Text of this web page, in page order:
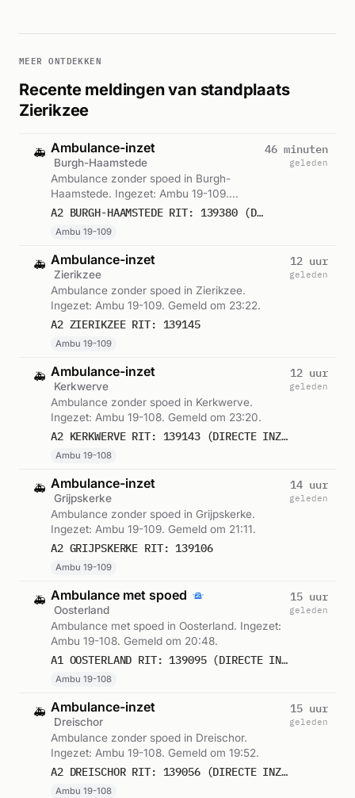
MEER ONTDEKKEN
Recente meldingen van standplaats
Zierikzee
🚑 Ambulance-inzet
Burgh-Haamstede
Ambulance zonder spoed in Burgh-
Haamstede. Ingezet: Ambu 19-109.
Gemeld om 11:02.
A2 BURGH-HAAMSTEDE RIT: 139380 (DIRECTE INZET: JA)
Ambu 19-109
46 minuten
geleden
🚑 Ambulance-inzet
Zierikzee
Ambulance zonder spoed in Zierikzee.
Ingezet: Ambu 19-109. Gemeld om 23:22.
A2 ZIERIKZEE RIT: 139145
Ambu 19-109
12 uur
geleden
🚑 Ambulance-inzet
Kerkwerve
Ambulance zonder spoed in Kerkwerve.
Ingezet: Ambu 19-108. Gemeld om 23:20.
A2 KERKWERVE RIT: 139143 (DIRECTE INZET: JA)
Ambu 19-108
12 uur
geleden
🚑 Ambulance-inzet
Grijpskerke
Ambulance zonder spoed in Grijpskerke.
Ingezet: Ambu 19-109. Gemeld om 21:11.
A2 GRIJPSKERKE RIT: 139106
Ambu 19-109
14 uur
geleden
🚑 Ambulance met spoed
Oosterland
Ambulance met spoed in Oosterland. Ingezet:
Ambu 19-108. Gemeld om 20:48.
A1 OOSTERLAND RIT: 139095 (DIRECTE INZET: JA)
Ambu 19-108
15 uur
geleden
🚑 Ambulance-inzet
Dreischor
Ambulance zonder spoed in Dreischor.
Ingezet: Ambu 19-108. Gemeld om 19:52.
A2 DREISCHOR RIT: 139056 (DIRECTE INZET: JA)
Ambu 19-108
15 uur
geleden